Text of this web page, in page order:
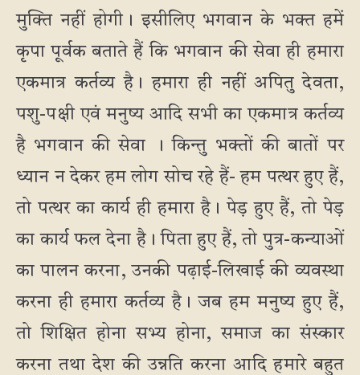
मुक्ति नहीं होगी। इसीलिए भगवान के भक्त हमें
कृपा पूर्वक बताते हैं कि भगवान की सेवा ही हमारा
एकमात्र कर्तव्य है। हमारा ही नहीं अपितु देवता,
पशु-पक्षी एवं मनुष्य आदि सभी का एकमात्र कर्तव्य
है भगवान की सेवा । किन्तु भक्तों की बातों पर
ध्यान न देकर हम लोग सोच रहे हैं- हम पत्थर हुए हैं,
तो पत्थर का कार्य ही हमारा है। पेड़ हुए हैं, तो पेड़
का कार्य फल देना है। पिता हुए हैं, तो पुत्र-कन्याओं
का पालन करना, उनकी पढ़ाई-लिखाई की व्यवस्था
करना ही हमारा कर्तव्य है। जब हम मनुष्य हुए हैं,
तो शिक्षित होना सभ्य होना, समाज का संस्कार
करना तथा देश की उन्नति करना आदि हमारे बहुत